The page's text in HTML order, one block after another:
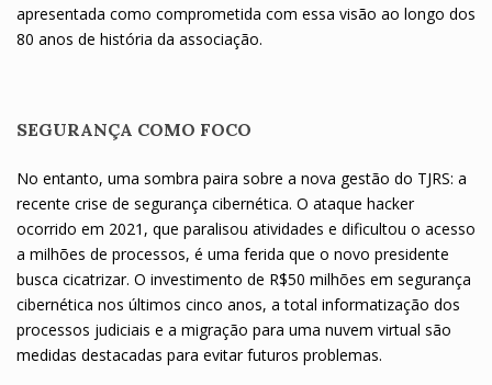
apresentada como comprometida com essa visão ao longo dos
80 anos de história da associação.
SEGURANÇA COMO FOCO
No entanto, uma sombra paira sobre a nova gestão do TJRS: a
recente crise de segurança cibernética. O ataque hacker
ocorrido em 2021, que paralisou atividades e dificultou o acesso
a milhões de processos, é uma ferida que o novo presidente
busca cicatrizar. O investimento de R$50 milhões em segurança
cibernética nos últimos cinco anos, a total informatização dos
processos judiciais e a migração para uma nuvem virtual são
medidas destacadas para evitar futuros problemas.